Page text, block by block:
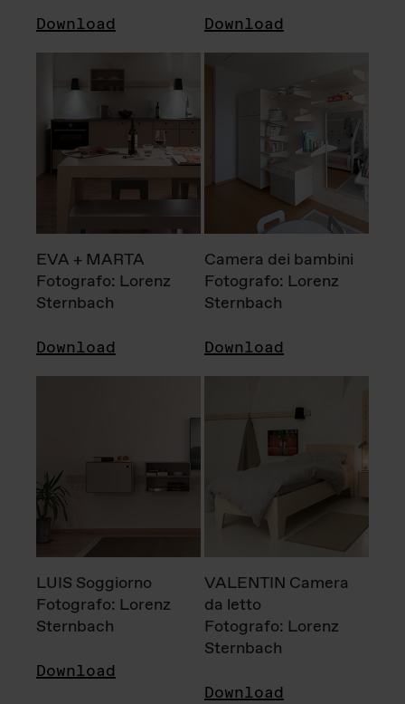
Download Download
EVA + MARTA
Fotografo: Lorenz
Sternbach
Download
Camera dei bambini
Fotografo: Lorenz
Sternbach
Download
LUIS Soggiorno
Fotografo: Lorenz
Sternbach
Download
VALENTIN Camera
da letto
Fotografo: Lorenz
Sternbach
Download